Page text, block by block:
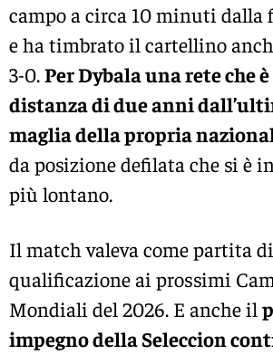
campo a circa 10 minuti dalla
e ha timbrato il cartellino
3-0.Per Dybala una rete che
distanza di due anni
maglia della propria
da posizione defilata che si è
più lontano.
Il match valeva come partita di
qualificazione ai prossimi
Mondiali del 2026. E anche il
impegno della Seleccion